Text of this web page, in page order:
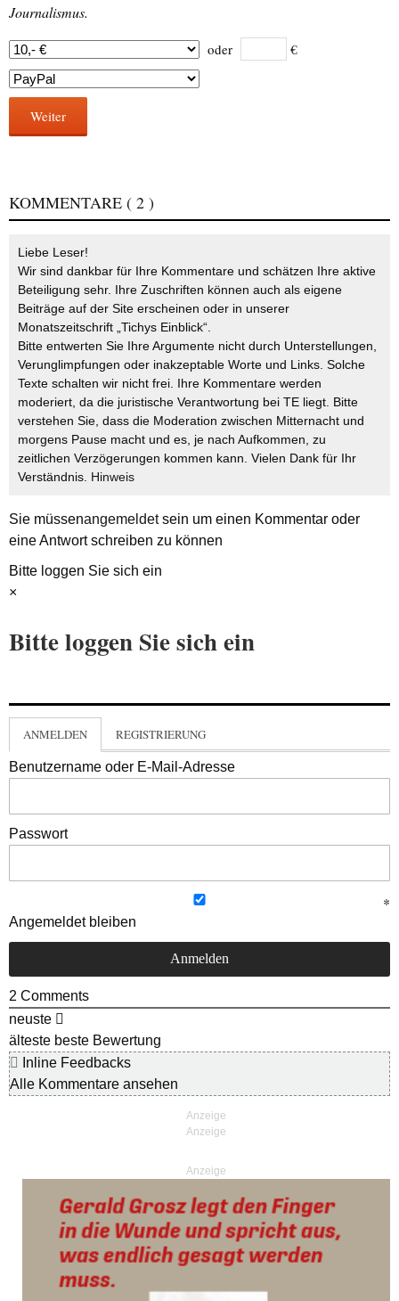
Journalismus.
oder €
Weiter
KOMMENTARE ( 2 )
Liebe Leser!
Wir sind dankbar für Ihre Kommentare und schätzen Ihre aktive
Beteiligung sehr. Ihre Zuschriften können auch als eigene
Beiträge auf der Site erscheinen oder in unserer
Monatszeitschrift „Tichys Einblick“.
Bitte entwerten Sie Ihre Argumente nicht durch Unterstellungen,
Verunglimpfungen oder inakzeptable Worte und Links. Solche
Texte schalten wir nicht frei. Ihre Kommentare werden
moderiert, da die juristische Verantwortung bei TE liegt. Bitte
verstehen Sie, dass die Moderation zwischen Mitternacht und
morgens Pause macht und es, je nach Aufkommen, zu
zeitlichen Verzögerungen kommen kann. Vielen Dank für Ihr
Verständnis. Hinweis
Sie müssenangemeldetsein um einen Kommentar oder
eine Antwort schreiben zu können
Bitte loggen Sie sich ein
×
Bitte loggen Sie sich ein
ANMELDEN REGISTRIERUNG
Benutzername oder E-Mail-Adresse
Passwort
Angemeldet bleiben
2 Comments
neuste
älteste beste Bewertung
Inline Feedbacks
Alle Kommentare ansehen
Anzeige